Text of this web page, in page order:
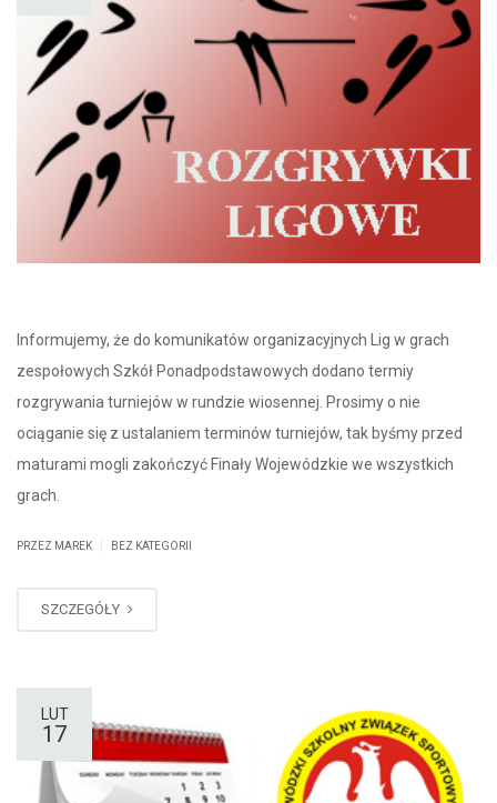
Informujemy, że do komunikatów organizacyjnych Lig w grach
zespołowych Szkół Ponadpodstawowych dodano termiy
rozgrywania turniejów w rundzie wiosennej. Prosimy o nie
ociąganie się z ustalaniem terminów turniejów, tak byśmy przed
maturami mogli zakończyć Finały Wojewódzkie we wszystkich
grach.
PRZEZ MAREK BEZ KATEGORII
SZCZEGÓŁY
LUT
17